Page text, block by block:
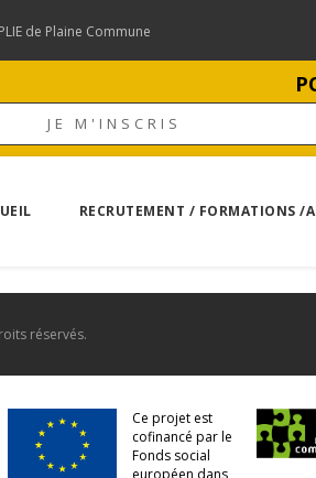
de Plaine Commune
JE M'INSCRIS
RECRUTEMENT / FORMATIONS /
réservés.
Ce projet est
cofinancé par le
Fonds social
européen dans